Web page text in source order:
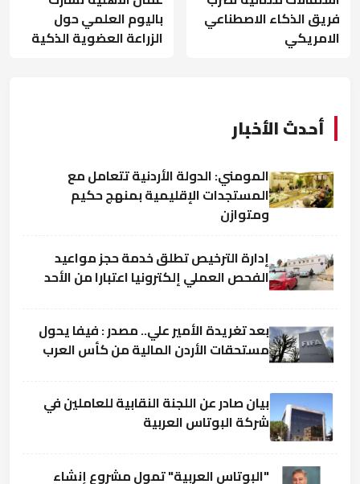
فريق الذكاء الاصطناعي
الامريكي
باليوم العلمي حول
الزراعة العضوية الذكية
أحدث الأخبار
المومني: الدولة الأردنية تتعامل مع
المستجدات الإقليمية بمنهج حكيم
ومتوازن
إدارة الترخيص تطلق خدمة حجز مواعيد
الفحص العملي إلكترونيا اعتبارا من الأحد
بعد تغريدة الأمير علي.. مصدر : فيفا يحول
مستحقات الأردن المالية من كأس العرب
بيان صادر عن اللجنة النقابية للعاملين في
شركة البوتاس العربية
"البوتاس العربية" تمول مشروع إنشاء